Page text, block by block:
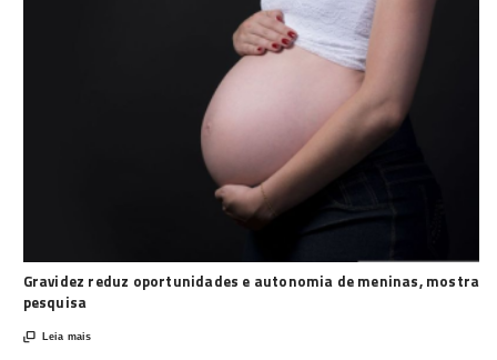
Gravidez reduz oportunidades e autonomia de meninas, mostra
pesquisa
 Leia mais